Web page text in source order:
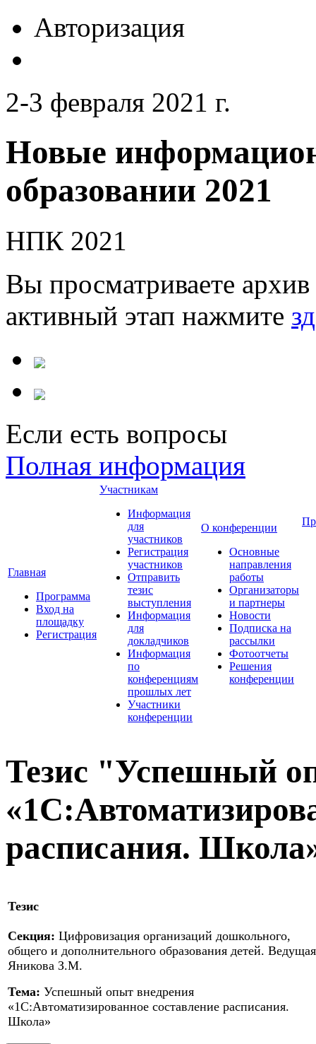
Авторизация
2-3 февраля 2021 г.
Новые
образовании 2021
НПК 2021
Вы просматриваете
активный этап нажмите
Если есть вопросы
Полная информация
Главная
Программа
Вход на
площадку
Регистрация
Участникам
Информация
для
участников
Регистрация
участников
Отправить
тезис
выступления
Информация
для
докладчиков
Информация
по
конференциям
прошлых лет
Участники
конференции
О конференции
Основные
направления
работы
Организаторы
и партнеры
Новости
Подписка на
рассылки
Фотоотчеты
Решения
конференции
Тезис "Успешный
расписания.
Тезис
Секция: Цифровизация организаций дошкольного,
общего и дополнительного образования детей.
Яникова З.М.
Тема: Успешный опыт внедрения
«1С:Автоматизированное составление расписания.
Школа»